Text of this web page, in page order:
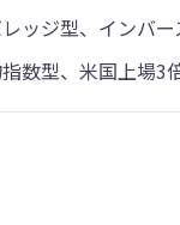
ッジ型、インバ
数型、米国上場3